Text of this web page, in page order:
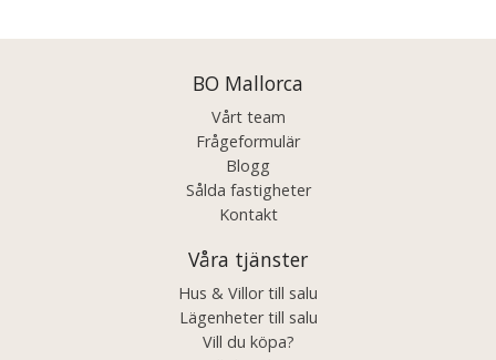
navigation
BO Mallorca
Vårt team
Frågeformulär
Blogg
Sålda fastigheter
Kontakt
Våra tjänster
Hus & Villor till salu
Lägenheter till salu
Vill du köpa?